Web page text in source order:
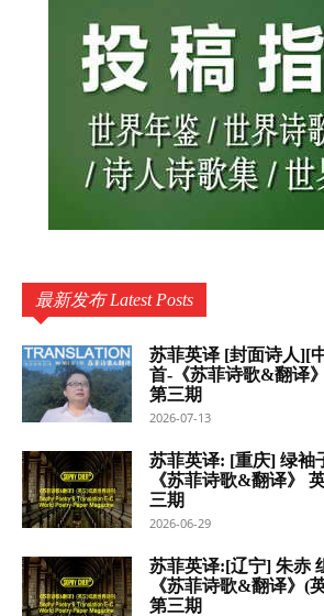
最新发布 Latest Posts
苏菲英译 [封面诗人][
首-《苏菲诗歌&翻译
第三期
2026-07-13
苏菲英译: [重庆] 绿袖
《苏菲诗歌&翻译》
三期
2026-06-29
苏菲英译:[辽宁] 朱赤
《苏菲诗歌&翻译》(
第三期